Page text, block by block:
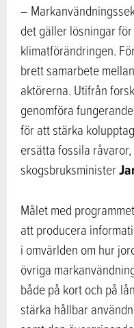
–
det gäller lösningar
klimatförändringen.
brett samarbete
aktörerna. Utifrån
genomföra
för att stärka
ersätta fossila
skogsbruksminister
Målet med
att producera
i omvärlden om hur
övriga
både på kort och på
stärka hållbar